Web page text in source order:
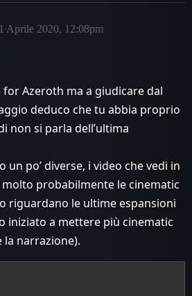
1 Aprile 2020, 12:08pm
Azeroth ma a giudicare dal
deduco che tu abbia proprio
non si parla dell’ultima
un po’ diverse, i video che vedi in
probabilmente le cinematic
riguardano le ultime espansioni
iniziato a mettere più cinematic
narrazione).